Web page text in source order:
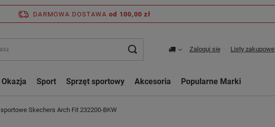
DARMOWA DOSTAWA od 100,00 zł
Zaloguj się Listy zakupowe
Okazja Sport Sprzęt sportowy Akcesoria Popularne Marki
Skechers Arch Fit 232200-BKW